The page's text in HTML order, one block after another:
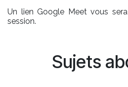
Un lien Google Meet vous
session.
Sujets